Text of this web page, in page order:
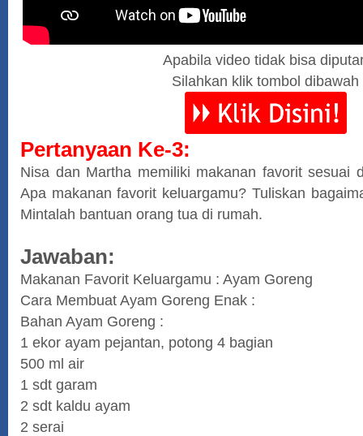
Apabila video tidak bisa
Silahkan klik tombol dibawah
Pertanyaan Ke-3:
Nisa dan Martha memiliki makanan favorit sesuai
Apa makanan favorit keluargamu? Tuliskan
Mintalah bantuan orang tua di rumah.
Jawaban:
Makanan Favorit Keluargamu : Ayam Goreng
Cara Membuat Ayam Goreng Enak :
Bahan Ayam Goreng :
1 ekor ayam pejantan, potong 4 bagian
500 ml air
1 sdt garam
2 sdt kaldu ayam
2 serai